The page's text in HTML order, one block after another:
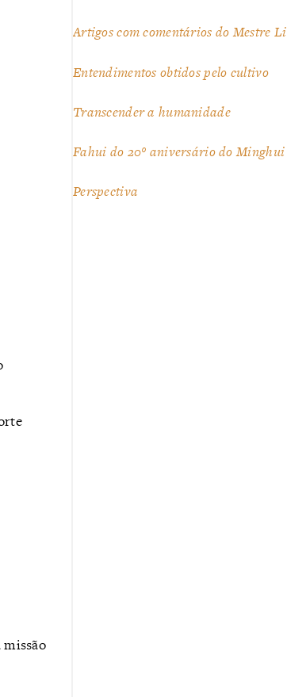
Artigos com comentários do Mestre Li
Entendimentos obtidos pelo cultivo
Transcender a humanidade
Fahui do 20º aniversário do Minghui
Perspectiva